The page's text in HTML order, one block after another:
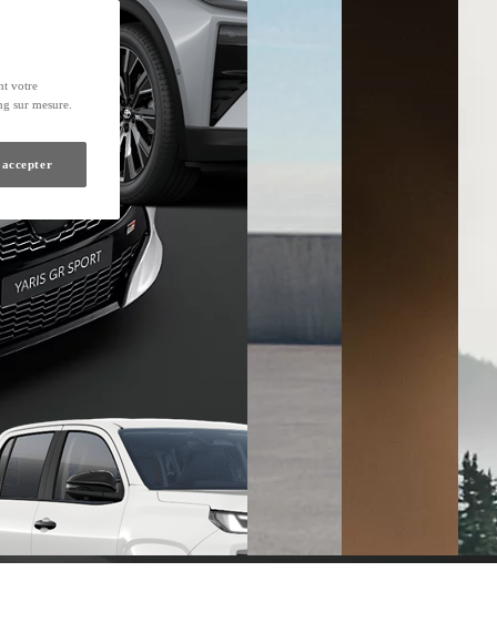
votre
sur mesure.